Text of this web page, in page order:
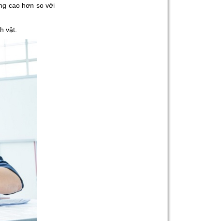
cao hơn so với
vật.